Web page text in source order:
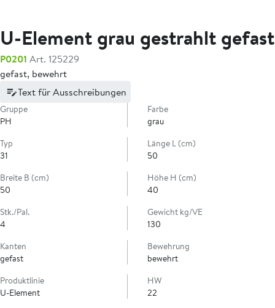
U-Element grau gestrahlt gefast
P0201 Art. 125229
gefast, bewehrt
Text für Ausschreibungen
Gruppe
PH
Farbe
grau
Typ
31
Länge L (cm)
50
Breite B (cm)
50
Höhe H (cm)
40
Stk./Pal.
4
Gewicht kg/VE
130
Kanten
gefast
Bewehrung
bewehrt
Produktlinie
U-Element
HW
22